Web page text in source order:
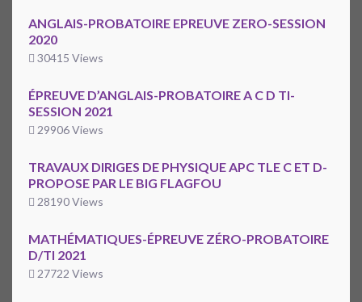
ANGLAIS-PROBATOIRE EPREUVE ZERO-SESSION
2020
30415 Views
ÉPREUVE D’ANGLAIS-PROBATOIRE A C D TI-
SESSION 2021
29906 Views
TRAVAUX DIRIGES DE PHYSIQUE APC TLE C ET D-
PROPOSE PAR LE BIG FLAGFOU
28190 Views
MATHÉMATIQUES-ÉPREUVE ZÉRO-PROBATOIRE
D/TI 2021
27722 Views